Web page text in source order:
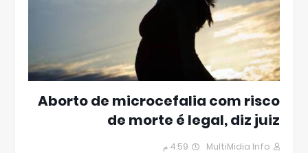
Aborto de microcefalia com risco
de morte é legal, diz juiz
MultiMidia Info 4:59 م